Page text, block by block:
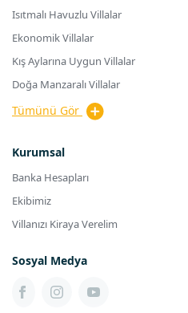
Isıtmalı Havuzlu Villalar
Ekonomik Villalar
Kış Aylarına Uygun Villalar
Doğa Manzaralı Villalar
Tümünü Gör
Kurumsal
Banka Hesapları
Ekibimiz
Villanızı Kiraya Verelim
Sosyal Medya